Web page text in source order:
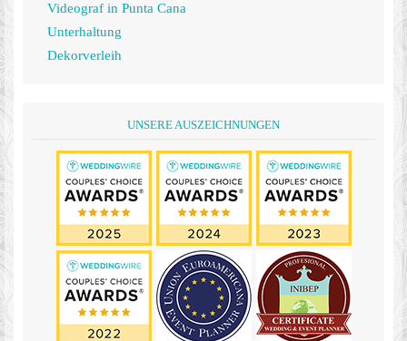
Videograf in Punta Cana
Unterhaltung
Dekorverleih
UNSERE AUSZEICHNUNGEN